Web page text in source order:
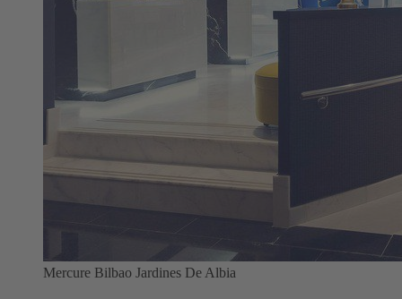
Mercure Bilbao Jardines De Albia